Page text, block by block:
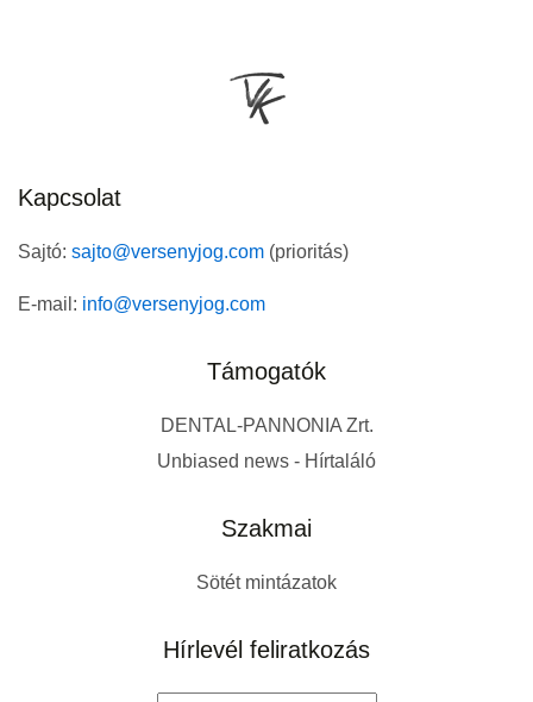
Kapcsolat
Sajtó: sajto@versenyjog.com (prioritás)
E-mail: info@versenyjog.com
Támogatók
DENTAL-PANNONIA Zrt.
Unbiased news - Hírtaláló
Szakmai
Sötét mintázatok
Hírlevél feliratkozás